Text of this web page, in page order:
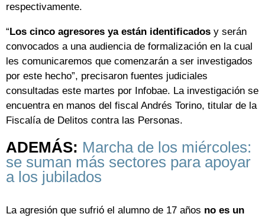
respectivamente.
“Los cinco agresores ya están identificados y serán
convocados a una audiencia de formalización en la cual
les comunicaremos que comenzarán a ser investigados
por este hecho”, precisaron fuentes judiciales
consultadas este martes por Infobae. La investigación se
encuentra en manos del fiscal Andrés Torino, titular de la
Fiscalía de Delitos contra las Personas.
ADEMÁS: Marcha de los miércoles:
se suman más sectores para apoyar
a los jubilados
La agresión que sufrió el alumno de 17 años no es un